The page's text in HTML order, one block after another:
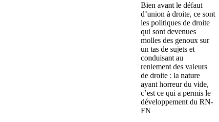
Bien avant le défaut
d’union à droite, ce sont
les politiques de droite
qui sont devenues
molles des genoux sur
un tas de sujets et
conduisant au
reniement des valeurs
de droite : la nature
ayant horreur du vide,
c’est ce qui a permis le
développement du RN-
FN